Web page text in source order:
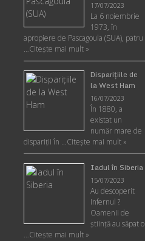
17/07/2023
La 6 noiembrie
1973, în
apropiere de Pascagoula (SUA), patru
…Citește mai mult »
Disparițiile de
la West Ham
16/07/2023
În 1880, a
existat un
număr mare de
dispariții în …Citește mai mult »
Iadul în Siberia
15/07/2023
Au descoperit
Infernul ?
Oamenii de
ştiinţă au săpat o
…Citește mai mult »